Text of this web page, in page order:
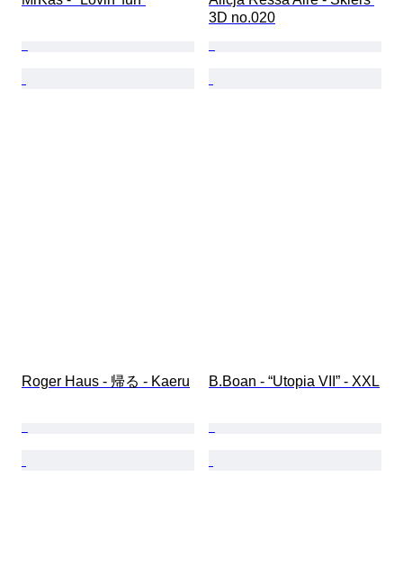
3D no.020
Roger Haus - 帰る - Kaeru B.Boan - “Utopia VII” - XXL